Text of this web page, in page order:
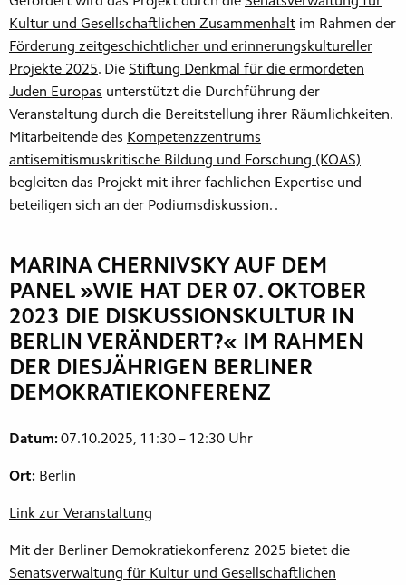
Kultur und Gesellschaftlichen Zusammenhalt im Rahmen der
Förderung zeitgeschichtlicher und erinnerungskultureller
Projekte 2025. Die Stiftung Denkmal für die ermordeten
Juden Europas unterstützt die Durchführung der
Veranstaltung durch die Bereitstellung ihrer Räumlichkeiten.
Mitarbeitende des Kompetenzzentrums
antisemitismuskritische Bildung und Forschung (KOAS)
begleiten das Projekt mit ihrer fachlichen Expertise und
beteiligen sich an der Podiumsdiskussion. .
MARINA CHERNIVSKY AUF DEM
PANEL »WIE HAT DER 07. OKTOBER
2023 DIE DISKUSSIONSKULTUR IN
BERLIN VERÄNDERT?« IM RAHMEN
DER DIESJÄHRIGEN BERLINER
DEMOKRATIEKONFERENZ
Datum: 07.10.2025, 11:30 – 12:30 Uhr
Ort: Berlin
Link zur Veranstaltung
Mit der Berliner Demokratiekonferenz 2025 bietet die
Senatsverwaltung für Kultur und Gesellschaftlichen